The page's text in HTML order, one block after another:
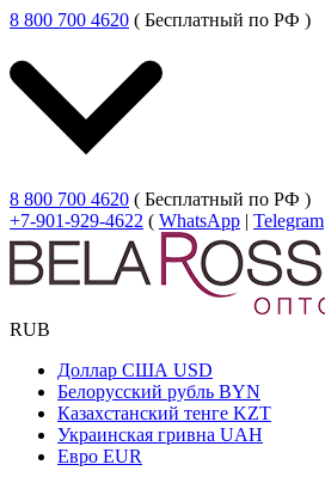
8 800 700 4620 ( Бесплатный по РФ )
8 800 700 4620 ( Бесплатный по РФ )
+7-901-929-4622 ( WhatsApp | Telegram
RUB
Доллар США USD
Белорусский рубль BYN
Казахстанский тенге KZT
Украинская гривна UAH
Евро EUR